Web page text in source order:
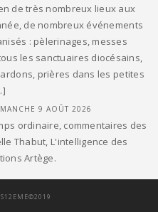
de très nombreux lieux aux
de nombreux événements
: pèlerinages, messes
les sanctuaires diocésains,
prières dans les petites
9 AOÛT 2026
ordinaire, commentaires des
Thabut, L'intelligence des
Artège.